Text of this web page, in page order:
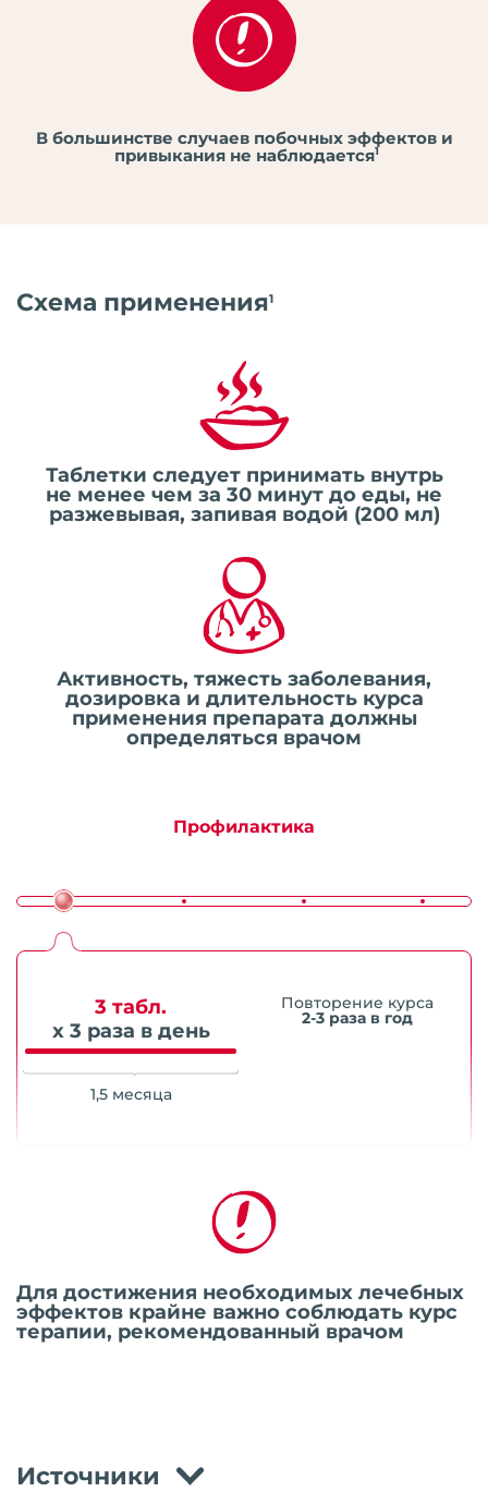
В большинстве случаев побочных эффектов и
привыкания не наблюдается1
Схема применения1
Таблетки следует принимать внутрь
не менее чем за 30 минут до еды, не
разжевывая, запивая водой (200 мл)
Активность, тяжесть заболевания,
дозировка и длительность курса
применения препарата должны
определяться врачом
Профилактика
3 табл.
х 3 раза в день
1,5 месяца
Повторение курса
2-3 раза в год
Для достижения необходимых лечебных
эффектов крайне важно соблюдать курс
терапии, рекомендованный врачом
Источники